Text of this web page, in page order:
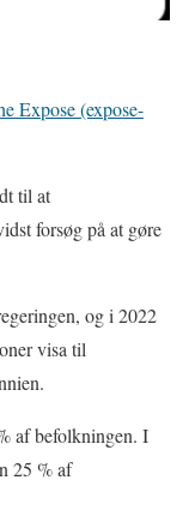
Expose (expose-
til at
forsøg på at gøre
og i 2022
visa til
af befolkningen. I
25 % af